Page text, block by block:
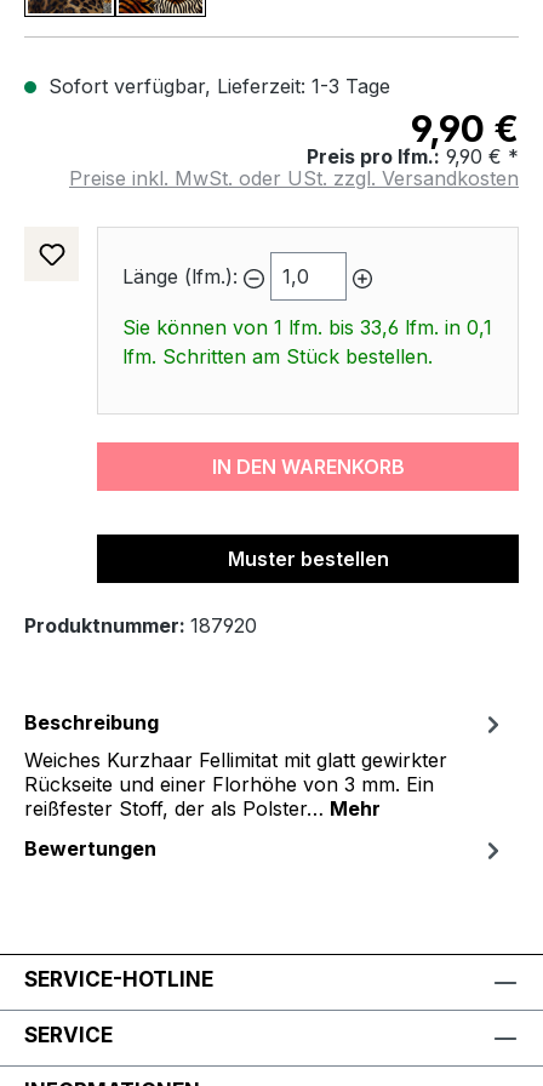
Sofort verfügbar, Lieferzeit: 1-3 Tage
9,90 €
Preis pro lfm.: 9,90 € *
Preise inkl. MwSt. oder USt. zzgl. Versandkosten
Länge (lfm.):
Sie können von 1 lfm. bis 33,6 lfm. in 0,1
lfm. Schritten am Stück bestellen.
IN DEN WARENKORB
Muster bestellen
Produktnummer: 187920
Beschreibung
Weiches Kurzhaar Fellimitat mit glatt gewirkter
Rückseite und einer Florhöhe von 3 mm. Ein
reißfester Stoff, der als Polster… Mehr
Bewertungen
SERVICE-HOTLINE
SERVICE